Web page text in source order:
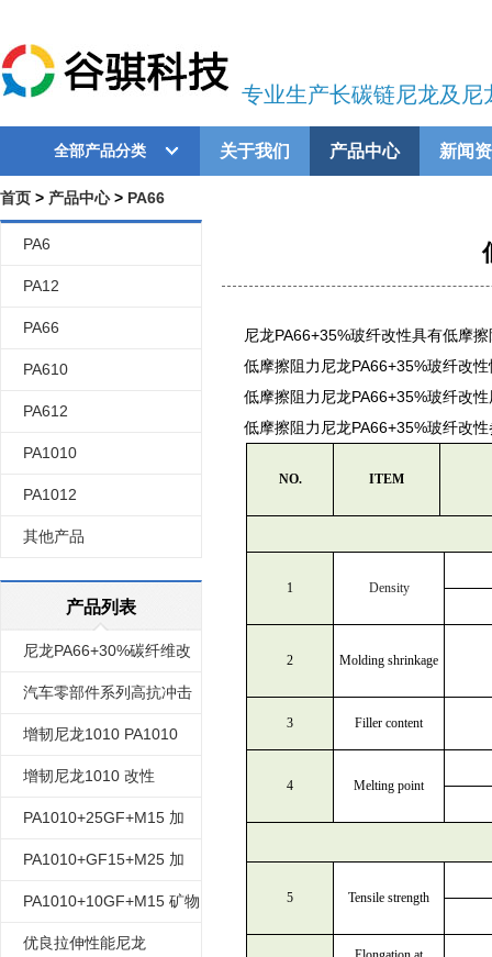
专业生产长碳链尼龙及尼
全部产品分类 关于我们 产品中心 新闻
首页 > 产品中心> PA66
PA6
PA12
PA66
PA610
PA612
PA1010
PA1012
其他产品
产品列表
尼龙PA66+30%碳纤维改
性
汽车零部件系列高抗冲击
强度耐油耐碱尼龙612
增韧尼龙1010 PA1010
+40X改性尼龙
增韧尼龙1010 改性
PA1010 +25X
PA1010+25GF+M15 加
15%矿物质 加25%玻纤 矿
物质改性增强 尼龙1010
PA1010+GF15+M25 加
25%矿物质 加15%玻纤 增
强 尼龙1010 矿物质改性
PA1010+10GF+M15 矿物
质增强尼龙1010 加10%玻
优良拉伸性能尼龙
尼龙PA66+35%玻纤改性具有低摩
低摩擦阻力尼龙PA66+35%玻纤改
低摩擦阻力尼龙PA66+35%玻纤改
低摩擦阻力尼龙PA66+35%玻纤改
NO. ITEM
1 Density
2 Molding shrinkage
3 Filler content
4 Melting point
5 Tensile strength